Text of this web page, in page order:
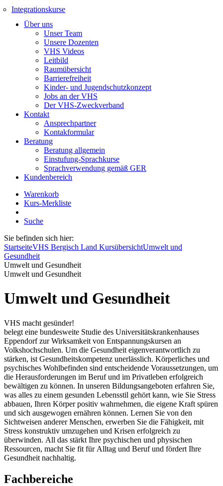
Integrationskurse
Über uns
Unser Team
Unsere Dozenten
VHS Videos
Leitbild
Raumübersicht
Barrierefreiheit
Kinder- und Jugendschutzkonzept
Jobs an der VHS
Der VHS-Zweckverband
Kontakt
Ansprechpartner
Kontakformular
Beratung
Beratung allgemein
Einstufung-Sprachkurse
Sprachverwendung gemäß GER
Kundenbereich
Warenkorb
Kurs-Merkliste
Suche
Sie befinden sich hier:
StartseiteVHS Bergisch Land KursübersichtUmwelt und
Gesundheit
Umwelt und Gesundheit
Umwelt und Gesundheit
Umwelt und Gesundheit
VHS macht gesünder!
belegt eine bundesweite Studie des Universitätskrankenhauses
Eppendorf zur Wirksamkeit von Entspannungskursen an
Volkshochschulen. Um die Gesundheit eigenverantwortlich zu
stärken, ist Gesundheitskompetenz unerlässlich. Körperliches und
psychisches Wohlbefinden sind entscheidende Voraussetzungen, um
die Herausforderungen im Beruf und im Privatleben erfolgreich
bewältigen zu können. In unseren Bildungsangeboten erfahren Sie,
was alles zu einem gesunden Lebensstil gehört kann, wie Sie Stress
abbauen, Ihren Körper positiv wahrnehmen, die eigene Kraft spüren
und sich ausgewogen ernähren können. Lernen Sie von den
Sichtweisen anderer Menschen, erwerben Sie die Fähigkeit, mit
Stress konstruktiv umzugehen und Krisen erfolgreich zu
überwinden. All das stärkt Ihre psychischen und physischen
Ressourcen, macht Sie fit für Alltag und Beruf und fördert Ihre
Gesundheit nachhaltig.
Fachbereiche